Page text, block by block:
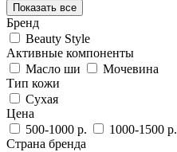
Показать все
Бренд
Beauty Style
Активные компоненты
Масло ши
Мочевина
Тип кожи
Сухая
Цена
500-1000 р.
1000-1500 р.
Страна бренда